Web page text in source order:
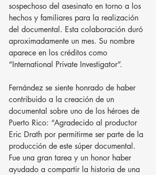
sospechoso del asesinato en torno a los
hechos y familiares para la realización
del documental. Esta colaboración duró
aproximadamente un mes. Su nombre
aparece en los créditos como
“International Private Investigator”.
Fernández se siente honrado de haber
contribuido a la creación de un
documental sobre uno de los héroes de
Puerto Rico: “Agradecido al productor
Eric Drath por permitirme ser parte de la
producción de este súper documental.
Fue una gran tarea y un honor haber
ayudado a compartir la historia de una